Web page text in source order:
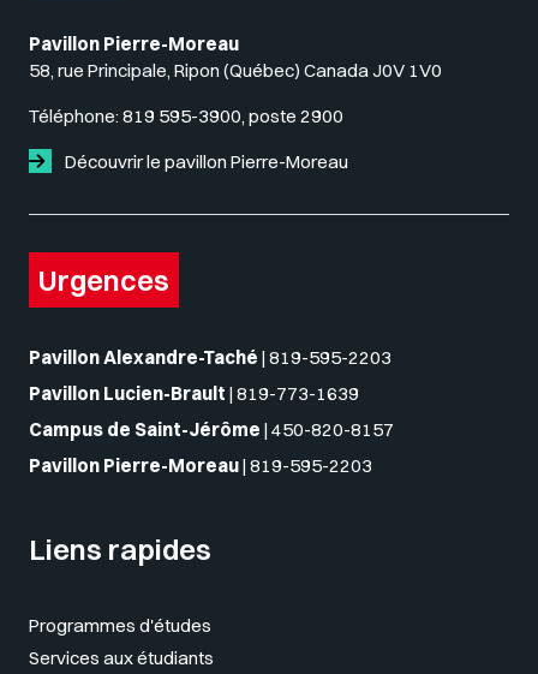
Pavillon Pierre-Moreau
58, rue Principale, Ripon (Québec) Canada J0V 1V0
Téléphone: 819 595-3900, poste 2900
Découvrir le pavillon Pierre-Moreau
Urgences
Pavillon Alexandre-Taché | 819-595-2203
Pavillon Lucien-Brault | 819-773-1639
Campus de Saint-Jérôme | 450-820-8157
Pavillon Pierre-Moreau| 819-595-2203
Liens rapides
Programmes d'études
Services aux étudiants